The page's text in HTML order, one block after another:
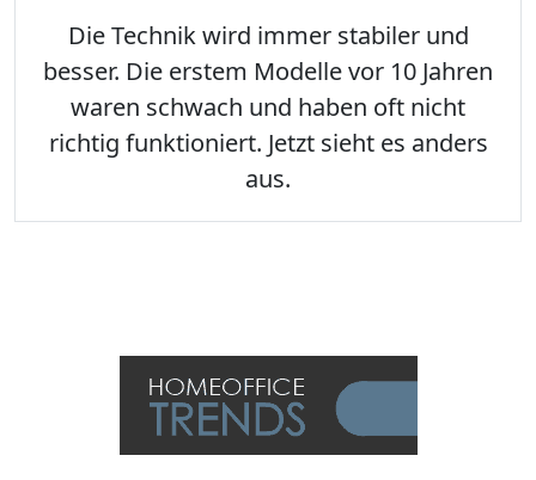
Die Technik wird immer stabiler und
besser. Die erstem Modelle vor 10 Jahren
waren schwach und haben oft nicht
richtig funktioniert. Jetzt sieht es anders
aus.